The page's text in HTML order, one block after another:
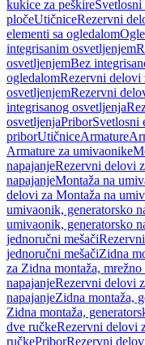
kukice za peškireSvetlosni
pločeUtičniceRezervni
elementi sa ogledalom
integrisanim osvetljenjem
osvetljenjemBez
ogledalomRezervni delovi
osvetljenjemRezervni
integrisanog osvetljenja
osvetljenjaPriborSvetlosni
priborUtičniceArmature
Armature za umivaonike
napajanjeRezervni delovi
napajanjeMontaža na
delovi za Montaža na
umivaonik, generatorsko
umivaonik, generatorsko
jednoručni mešači
jednoručni mešačiZidna
za Zidna montaža, mrežno
napajanjeRezervni delovi
napajanjeZidna montaža,
Zidna montaža,
dve ručkeRezervni delovi
ručkePriborRezervni